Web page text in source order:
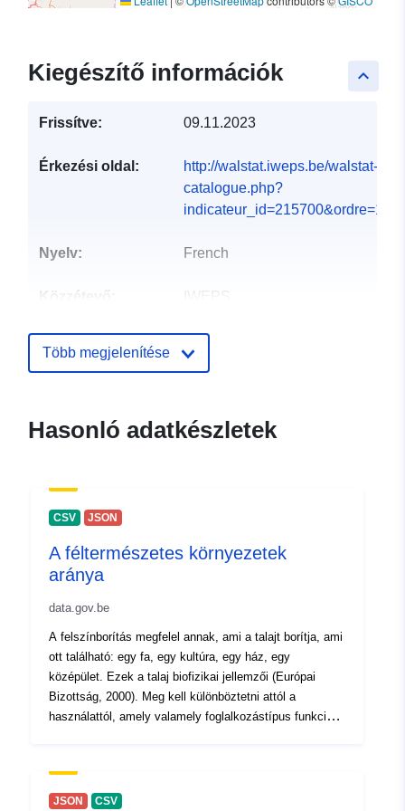
keyboard_arrow_up
Kiegészítő információk
Frissítve: 09.11.2023
Érkezési oldal:
http://walstat.iweps.be/walstat-
catalogue.php?
indicateur_id=215700&ordre=12...
Nyelv: French
Közzétevő: IWEPS
Kapcsolattartási
E-mail:
Katalógus-
Hozzáadva a data.europa.eu-hoz:
Térbeli: Koordináták: [ [ 2.54, 50.85 ],
Típus: Polygon
Azonosítók: 215700-12
Hozzáférési
Több megjelenítése
Hasonló adatkészletek
CSV JSON
A féltermészetes környezetek
aránya
data.gov.be
A felszínborítás megfelel annak, ami a talajt borítja, ami
ott található: egy fa, egy kultúra, egy ház, egy
középület. Ezek a talaj biofizikai jellemzői (Európai
Bizottság, 2000). Meg kell különböztetni attól a
használattól, amely valamely foglalkozástípus funkcióját
például lakókertnek vagy legelőnek. Hasonlóképpen,
egy földhasználati típus több biofizikai kategóriát is
JSON CSV